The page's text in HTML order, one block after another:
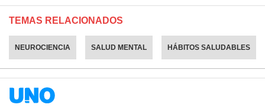
TEMAS RELACIONADOS
NEUROCIENCIA SALUD MENTAL HÁBITOS SALUDABLES